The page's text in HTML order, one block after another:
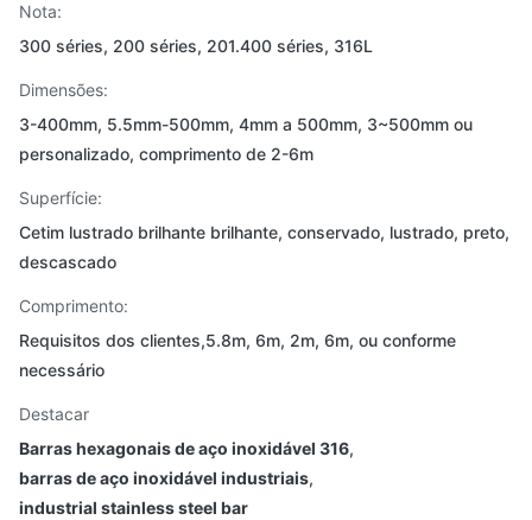
Nota:
300 séries, 200 séries, 201.400 séries, 316L
Dimensões:
3-400mm, 5.5mm-500mm, 4mm a 500mm, 3~500mm ou
personalizado, comprimento de 2-6m
Superfície:
Cetim lustrado brilhante brilhante, conservado, lustrado, preto,
descascado
Comprimento:
Requisitos dos clientes,5.8m, 6m, 2m, 6m, ou conforme
necessário
Destacar
Barras hexagonais de aço inoxidável 316,
barras de aço inoxidável industriais,
industrial stainless steel bar